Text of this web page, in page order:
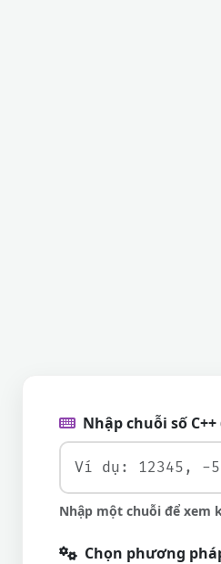
Nhập chuỗi số
Nhập một chuỗi để xem
Chọn phương